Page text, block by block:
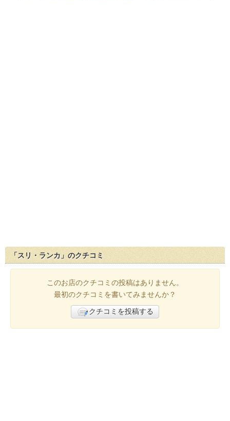
「スリ・ランカ」のクチコミ
このお店のクチコミの投稿はありません。
最初のクチコミを書いてみませんか？
クチコミを投稿する